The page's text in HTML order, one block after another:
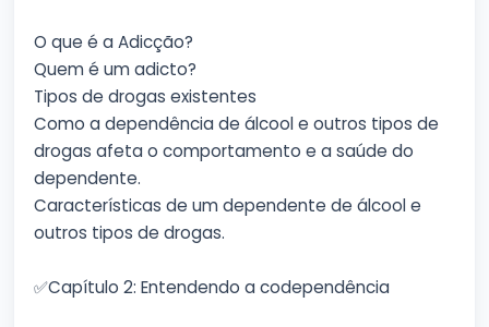
O que é a Adicção?
Quem é um adicto?
Tipos de drogas existentes
Como a dependência de álcool e outros tipos de
drogas afeta o comportamento e a saúde do
dependente.
Características de um dependente de álcool e
outros tipos de drogas.
✅Capítulo 2: Entendendo a codependência